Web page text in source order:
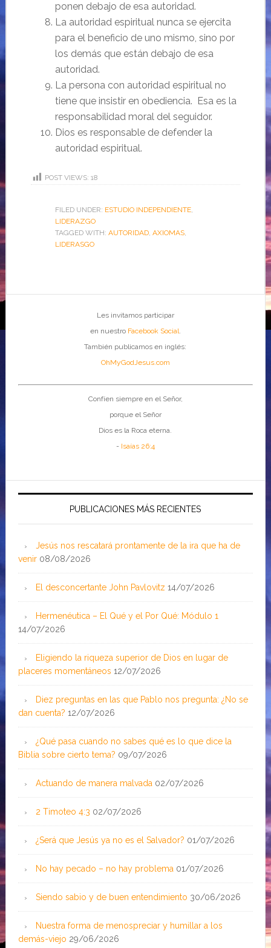
ponen debajo de esa autoridad.
La autoridad espiritual nunca se ejercita
para el beneficio de uno mismo, sino por
los demás que están debajo de esa
autoridad.
La persona con autoridad espiritual no
tiene que insistir en obediencia. Esa es la
responsabilidad moral del seguidor.
Dios es responsable de defender la
autoridad espiritual.
POST VIEWS: 18
FILED UNDER: ESTUDIO INDEPENDIENTE,
LIDERAZGO
TAGGED WITH: AUTORIDAD, AXIOMAS,
LIDERASGO
Les invitamos participar
en nuestro Facebook Social.
También publicamos en inglés:
OhMyGodJesus.com
Confíen siempre en el Señor,
porque el Señor
Dios es la Roca eterna.
- Isaías 26:4
PUBLICACIONES MÁS RECIENTES
Jesús nos rescatará prontamente de la ira que ha de
venir 08/08/2026
El desconcertante John Pavlovitz 14/07/2026
Hermenéutica – El Qué y el Por Qué: Módulo 1
14/07/2026
Eligiendo la riqueza superior de Dios en lugar de
placeres momentáneos 12/07/2026
Diez preguntas en las que Pablo nos pregunta: ¿No se
dan cuenta? 12/07/2026
¿Qué pasa cuando no sabes qué es lo que dice la
Biblia sobre cierto tema? 09/07/2026
Actuando de manera malvada 02/07/2026
2 Timoteo 4:3 02/07/2026
¿Será que Jesús ya no es el Salvador? 01/07/2026
No hay pecado – no hay problema 01/07/2026
Siendo sabio y de buen entendimiento 30/06/2026
Nuestra forma de menospreciar y humillar a los
demás-viejo 29/06/2026